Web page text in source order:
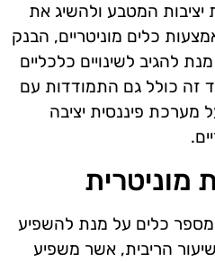
המטבע ולהשיג את
כלים מוניטריים, הבנק
להגיב לשינויים כלכליים
זה כולל גם התמודדות עם
מערכת פיננסית יציבה
מוניטרית
כלים על מנת להשפיע
הריבית, אשר משפיע